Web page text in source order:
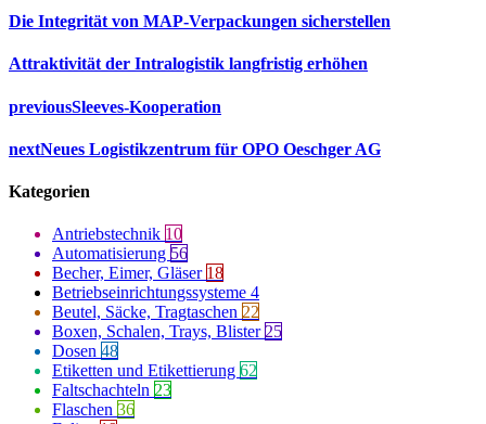
Die Integrität von MAP-Verpackungen sicherstellen
Attraktivität der Intralogistik langfristig erhöhen
previousSleeves-Kooperation
nextNeues Logistikzentrum für OPO Oeschger AG
Kategorien
Antriebstechnik 10
Automatisierung 56
Becher, Eimer, Gläser 18
Betriebseinrichtungssysteme 4
Beutel, Säcke, Tragtaschen 22
Boxen, Schalen, Trays, Blister 25
Dosen 48
Etiketten und Etikettierung 62
Faltschachteln 23
Flaschen 36